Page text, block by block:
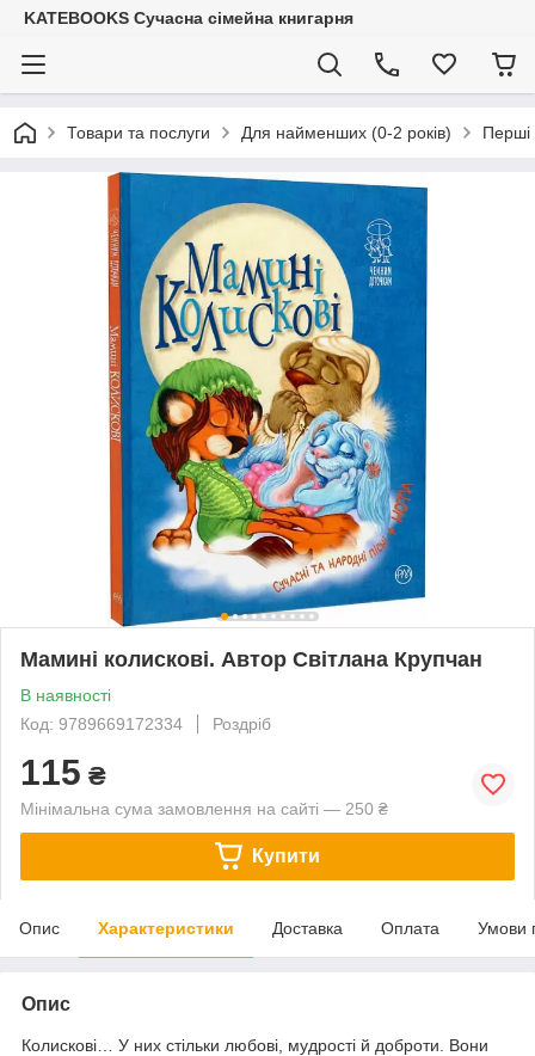
KATEBOOKS Сучасна сімейна книгарня
Товари та послуги Для найменших (0-2 років) Перші
Мамині колискові. Автор Світлана Крупчан
В наявності
Код: 9789669172334
Роздріб
115 ₴
Мінімальна сума замовлення на сайті — 250 ₴
Купити
Опис Характеристики Доставка Оплата Умови
Опис
Колискові… У них стільки любові, мудрості й доброти. Вони